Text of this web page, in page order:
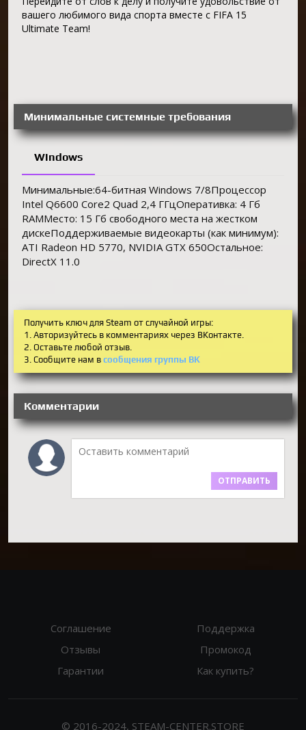
вашего любимого вида спорта вместе с FIFA 15
Ultimate Team!
Минимальные системные требования
Windows
Минимальные:64-битная Windows 7/8Процессор
Intel Q6600 Core2 Quad 2,4 ГГцОперативка: 4 Гб
RAMМесто: 15 Гб свободного места на жестком
дискеПоддерживаемые видеокарты (как минимум):
ATI Radeon HD 5770, NVIDIA GTX 650Остальное:
DirectX 11.0
Получить ключ для Steam от случайной игры:
1. Авторизуйтесь в комментариях через ВКонтакте.
2. Оставьте любой отзыв.
3. Сообщите нам в сообщения группы ВК
Комментарии
ОТПРАВИТЬ
© 2016-2024, STEAM-CENTER.STORE
Соглашение
Поддержка
Отзывы
Промокод
Гарантии
Как купить?